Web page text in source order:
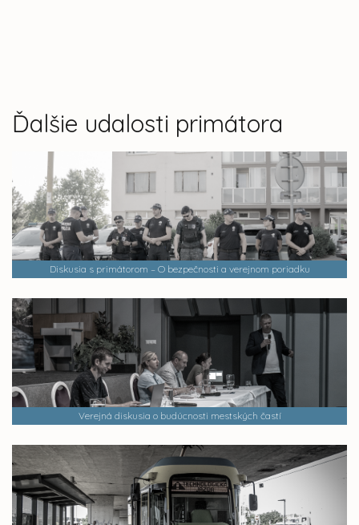
Ďalšie udalosti primátora
Diskusia s primátorom – O bezpečnosti a verejnom poriadku
Verejná diskusia o budúcnosti mestských častí